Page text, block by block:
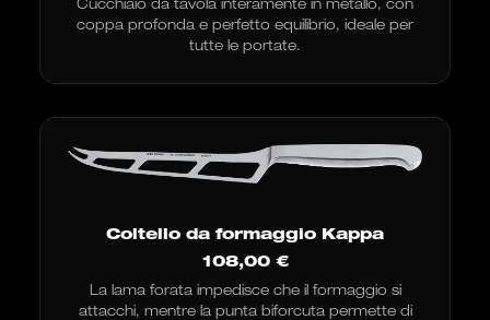
coppa profonda e perfetto equilibrio, ideale per
tutte le portate.
Coltello da formaggio Kappa
108,00 €
La lama forata impedisce che il formaggio si
attacchi, mentre la punta biforcuta permette di